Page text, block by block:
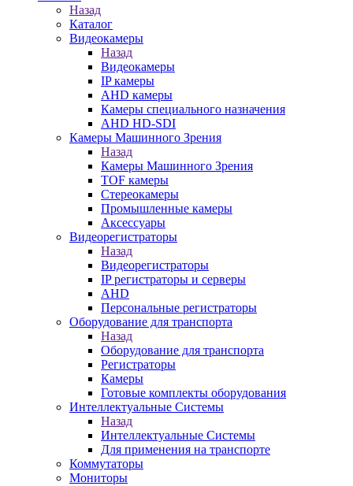
Назад
Каталог
Видеокамеры
Назад
Видеокамеры
IP камеры
AHD камеры
Камеры специального назначения
AHD HD-SDI
Камеры Машинного Зрения
Назад
Камеры Машинного Зрения
TOF камеры
Стереокамеры
Промышленные камеры
Аксессуары
Видеорегистраторы
Назад
Видеорегистраторы
IP регистраторы и серверы
AHD
Персональные регистраторы
Оборудование для транспорта
Назад
Оборудование для транспорта
Регистраторы
Камеры
Готовые комплекты оборудования
Интеллектуальные Системы
Назад
Интеллектуальные Системы
Для применения на транспорте
Коммутаторы
Мониторы